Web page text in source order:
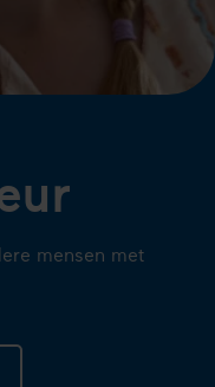
mensen met